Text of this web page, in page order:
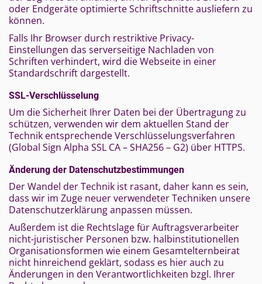
oder Endgeräte optimierte Schriftschnitte ausliefern zu
können.
Falls Ihr Browser durch restriktive Privacy-
Einstellungen das serverseitige Nachladen von
Schriften verhindert, wird die Webseite in einer
Standardschrift dargestellt.
SSL-Verschlüsselung
Um die Sicherheit Ihrer Daten bei der Übertragung zu
schützen, verwenden wir dem aktuellen Stand der
Technik entsprechende Verschlüsselungsverfahren
(Global Sign Alpha SSL CA – SHA256 – G2) über HTTPS.
Änderung der Datenschutzbestimmungen
Der Wandel der Technik ist rasant, daher kann es sein,
dass wir im Zuge neuer verwendeter Techniken unsere
Datenschutzerklärung anpassen müssen.
Außerdem ist die Rechtslage für Auftragsverarbeiter
nicht-juristischer Personen bzw. halbinstitutionellen
Organisationsformen wie einem Gesamtelternbeirat
nicht hinreichend geklärt, sodass es hier auch zu
Änderungen in den Verantwortlichkeiten bzgl. Ihrer